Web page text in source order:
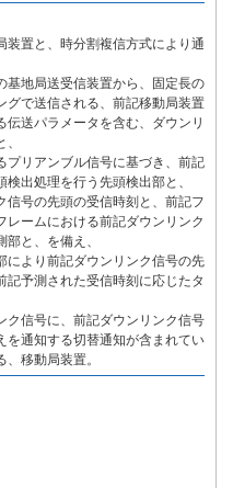
装置と、時分割複信方式により通
基地局送受信装置から、固定長の
グで送信される、前記移動局装置
送パラメータを含む、ダウンリ
プリアンブル信号に基づき、前記
出処理を行う先頭検出部と、
信号の先頭の受信時刻と、前記フ
レームにおける前記ダウンリンク
と、を備え、
により前記ダウンリンク信号の先
予測された受信時刻に応じたタ
ク信号に、前記ダウンリンク信号
を通知する切替通知が含まれてい
移動局装置。